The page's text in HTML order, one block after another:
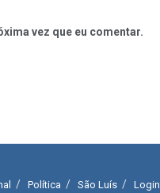
vez que eu comentar.
Política São Luís Login